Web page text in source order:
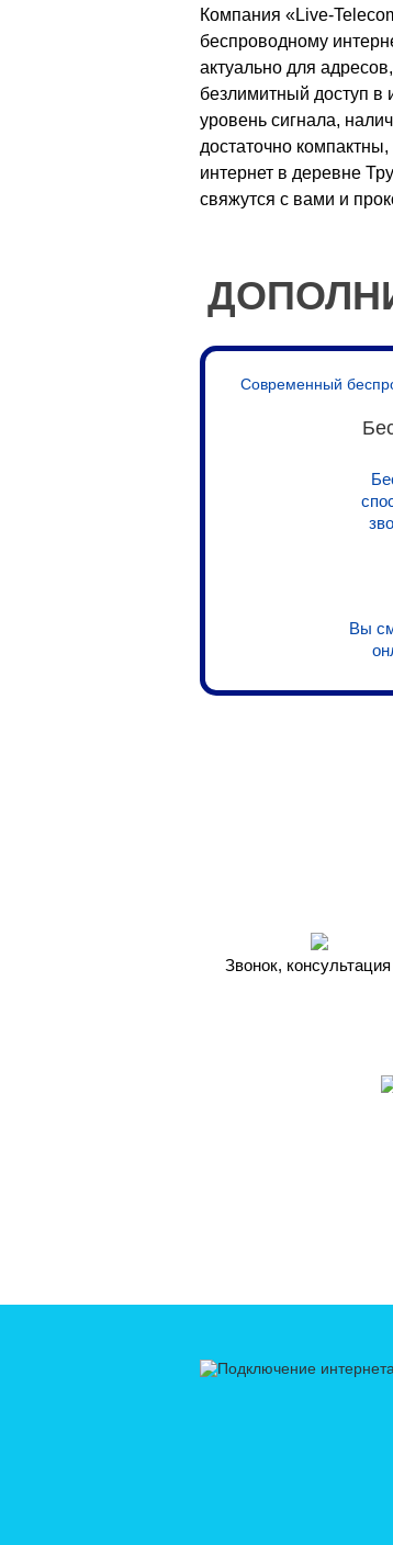
Компания «Live-
беспроводному
актуально для
безлимитный доступ
уровень сигнала,
достаточно
интернет в деревне
свяжутся с вами и
Современный
Вы
Звонок, консультация